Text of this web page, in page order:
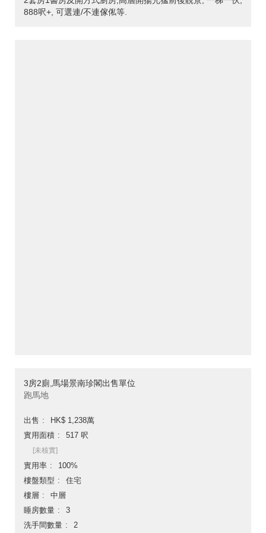
888呎+, 可選連/不連傢俬等.
3房2廁,馬場景南珍閣出售單位
跑馬地
出售
HK$ 1,238萬
實用面積
517 呎
[未核實]
實用率
100%
樓盤類型
住宅
樓層
中層
睡房數量
3
洗手間數量
2